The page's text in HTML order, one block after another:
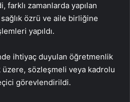
zamanlarda yapılan
özrü ve aile birliğine
yapıldı.
ihtiyaç duyulan öğretmenlik
üzere, sözleşmeli veya kadrolu
görevlendirildi.